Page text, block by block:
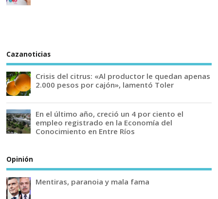
Cazanoticias
Crisis del citrus: «Al productor le quedan apenas
2.000 pesos por cajón», lamentó Toler
En el último año, creció un 4 por ciento el
empleo registrado en la Economía del
Conocimiento en Entre Ríos
Opinión
Mentiras, paranoia y mala fama